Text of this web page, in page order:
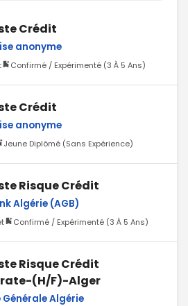
Crédit
anonyme
Confirmé / Expérimenté (3 À 5 Ans)
Crédit
anonyme
Jeune Diplômé (Sans Expérience)
Risque Crédit
Algérie (AGB)
Confirmé / Expérimenté (3 À 5 Ans)
Risque Crédit
(H/F)-Alger
Générale Algérie